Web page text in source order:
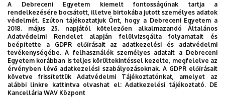
2026. augusztus 6.
Ösztöndíj a tudományos munka
támogatására
INTÉZMÉNYI TUDOMÁNY
A Debreceni Egyetem kiemelt fontosságúnak tartja a
rendelkezésére bocsátott, illetve birtokába jutott személyes adatok
védelmét. Ezúton tájékoztatjuk Önt, hogy a Debreceni Egyetem a
2018. május 25. napjától kötelezően alkalmazandó Általános
Adatvédelmi Rendelet alapján felülvizsgálta folyamatait és
beépítette a GDPR előírásait az adatkezelési és adatvédelmi
tevékenységébe. A felhasználók személyes adatait a Debreceni
Egyetem korábban is teljes körültekintéssel kezelte, megfelelve az
érvényben lévő adatkezelési szabályozásoknak. A GDPR előírásait
követve frissítettük Adatvédelmi Tájékoztatónkat, amelyet az
alábbi linkre kattintva olvashat el:Adatkezelési tájékoztató. DE
Kancellária WAV Központ